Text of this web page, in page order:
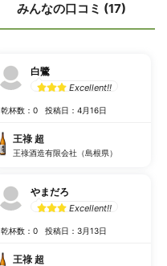
みんなの口コミ (17)
白鷺
Excellent!!
乾杯数：0 投稿日：4月16日
王祿 超
王祿酒造有限会社（島根県）
やまだろ
Excellent!!
乾杯数：0 投稿日：3月13日
王祿 超